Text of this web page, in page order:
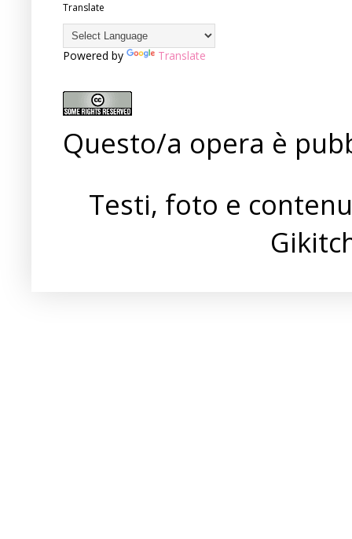
Translate
Powered by Translate
Questo/a opera è
Testi, foto e